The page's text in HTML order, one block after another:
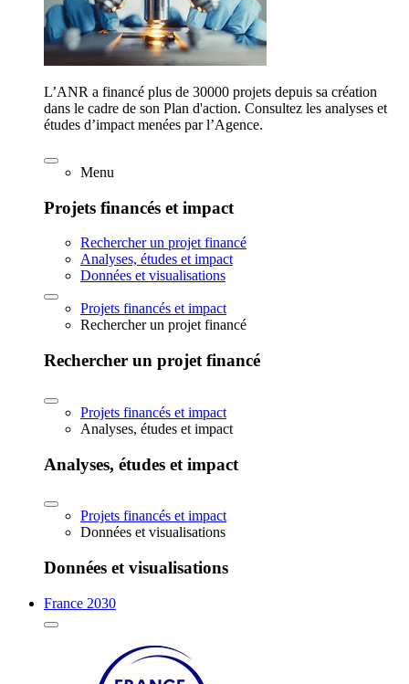
L’ANR a financé plus de 30000 projets depuis sa création
dans le cadre de son Plan d'action. Consultez les analyses et
études d’impact menées par l’Agence.
Menu
Projets financés et impact
Rechercher un projet financé
Analyses, études et impact
Données et visualisations
Projets financés et impact
Rechercher un projet financé
Rechercher un projet financé
Projets financés et impact
Analyses, études et impact
Analyses, études et impact
Projets financés et impact
Données et visualisations
Données et visualisations
France 2030